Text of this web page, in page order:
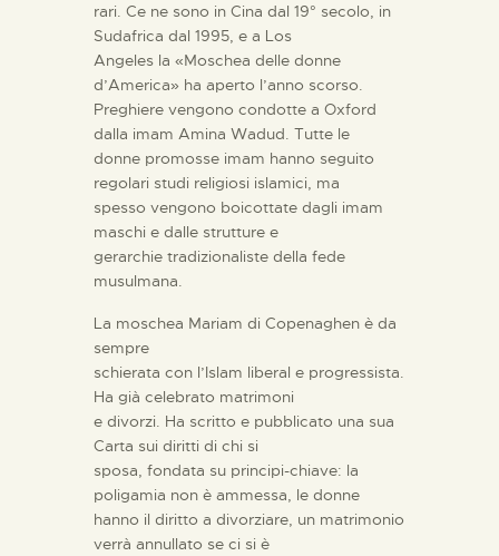
rari. Ce ne sono in Cina dal 19° secolo, in
Sudafrica dal 1995, e a Los
Angeles la «Moschea delle donne
d’America» ha aperto l’anno scorso.
Preghiere vengono condotte a Oxford
dalla imam Amina Wadud. Tutte le
donne promosse imam hanno seguito
regolari studi religiosi islamici, ma
spesso vengono boicottate dagli imam
maschi e dalle strutture e
gerarchie tradizionaliste della fede
musulmana.
La moschea Mariam di Copenaghen è da
sempre
schierata con l’Islam liberal e progressista.
Ha già celebrato matrimoni
e divorzi. Ha scritto e pubblicato una sua
Carta sui diritti di chi si
sposa, fondata su principi-chiave: la
poligamia non è ammessa, le donne
hanno il diritto a divorziare, un matrimonio
verrà annullato se ci si è